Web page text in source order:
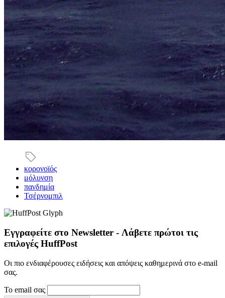
κορονοϊός
μόλυνση
πανδημία
Τσέρνομπιλ
Εγγραφείτε στο Newsletter - Λάβετε πρώτοι τις
επιλογές HuffPost
Οι πιο ενδιαφέρουσες ειδήσεις και απόψεις καθημερινά στο e-mail
σας.
Το email σας